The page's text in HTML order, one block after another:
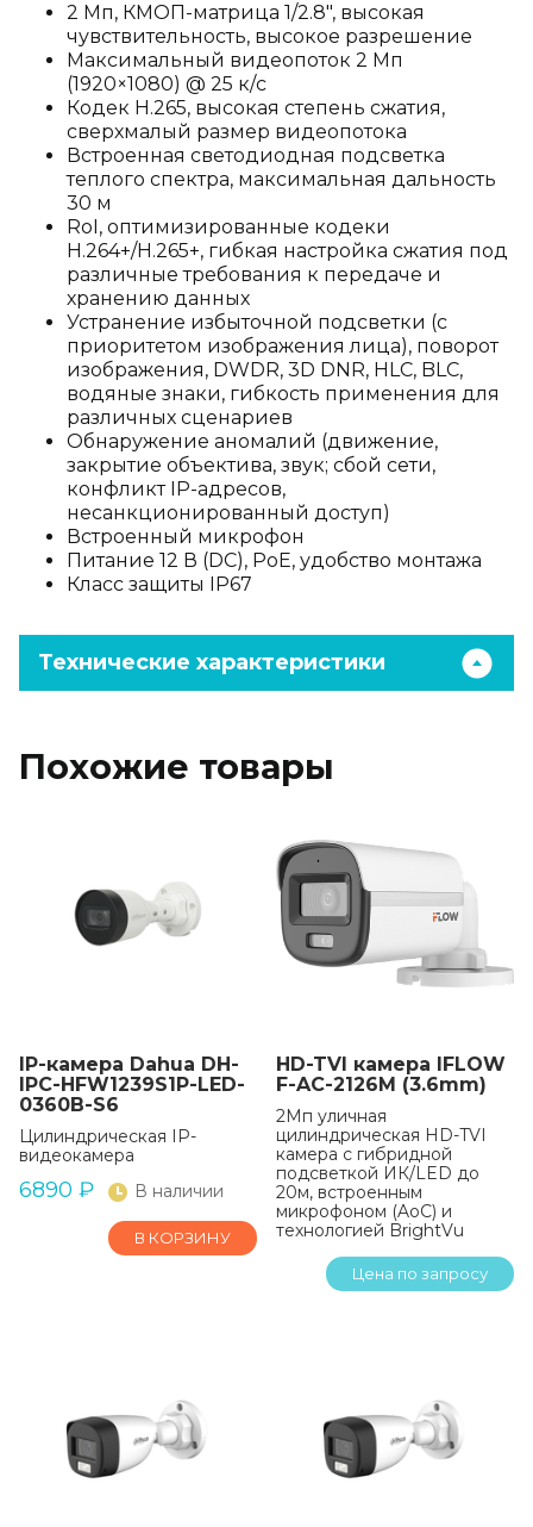
2 Мп, КМОП-матрица 1/2.8", высокая
чувствительность, высокое разрешение
Максимальный видеопоток 2 Мп
(1920×1080) @ 25 к/с
Кодек H.265, высокая степень сжатия,
сверхмалый размер видеопотока
Встроенная светодиодная подсветка
теплого спектра, максимальная дальность
30 м
RoI, оптимизированные кодеки
H.264+/H.265+, гибкая настройка сжатия под
различные требования к передаче и
хранению данных
Устранение избыточной подсветки (с
приоритетом изображения лица), поворот
изображения, DWDR, 3D DNR, HLC, BLC,
водяные знаки, гибкость применения для
различных сценариев
Обнаружение аномалий (движение,
закрытие объектива, звук; сбой сети,
конфликт IP-адресов,
несанкционированный доступ)
Встроенный микрофон
Питание 12 В (DC), PoE, удобство монтажа
Класс защиты IP67
Технические характеристики
Похожие товары
IP-камера Dahua DH-
IPC-HFW1239S1P-LED-
0360B-S6
Цилиндрическая IP-
видеокамера
6890 ₽ В наличии
В КОРЗИНУ
HD-TVI камера IFLOW
F-AC-2126M (3.6mm)
2Мп уличная
цилиндрическая HD-TVI
камера с гибридной
подсветкой ИК/LED до
20м, встроенным
микрофоном (AoC) и
технологией BrightVu
Цена по запросу